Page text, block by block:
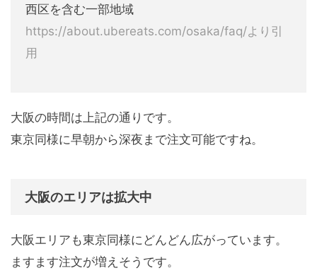
西区を含む一部地域
https://about.ubereats.com/osaka/faq/より引
用
大阪の時間は上記の通りです。
東京同様に早朝から深夜まで注文可能ですね。
大阪のエリアは拡大中
大阪エリアも東京同様にどんどん広がっています。
ますます注文が増えそうです。